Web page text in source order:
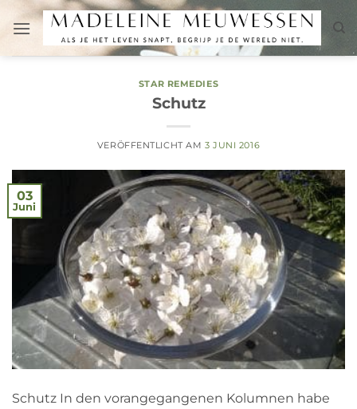
Inhalt
springen
STAR REMEDIES
Schutz
VERÖFFENTLICHT AM 3 JUNI 2016
03
Juni
Schutz In den vorangegangenen Kolumnen habe